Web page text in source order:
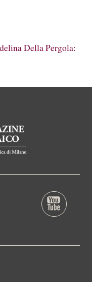
Della Pergola: